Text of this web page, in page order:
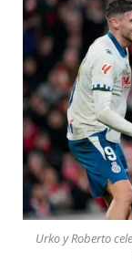
Urko y Roberto